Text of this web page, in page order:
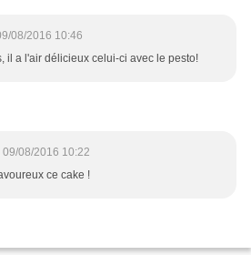
08/2016 10:46
il a l'air délicieux celui-ci avec le pesto!
09/08/2016 10:22
ce cake !